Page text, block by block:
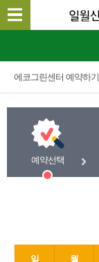
에코그린센터 예약하기
예약선택
일 월